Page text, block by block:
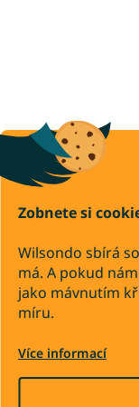
Zobnete si
Wilsondo sbírá
má. A pokud
jako mávnutím
míru.
Více informací